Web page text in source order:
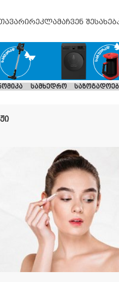
რეკლამაჩვენ შესახებ
სამხედრო